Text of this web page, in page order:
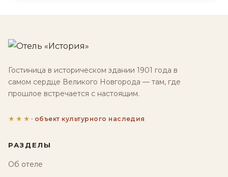
Гостиница в историческом здании 1901 года в
самом сердце Великого Новгорода — там, где
прошлое встречается с настоящим.
★★★ · объект культурного наследия
РАЗДЕЛЫ
Об отеле